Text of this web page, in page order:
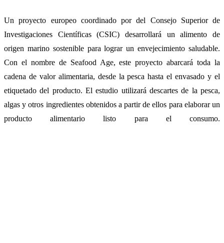
Un proyecto europeo coordinado por del Consejo Superior de
Investigaciones Científicas (CSIC) desarrollará un alimento de
origen marino sostenible para lograr un envejecimiento saludable.
Con el nombre de Seafood Age, este proyecto abarcará toda la
cadena de valor alimentaria, desde la pesca hasta el envasado y el
etiquetado del producto. El estudio utilizará descartes de la pesca,
algas y otros ingredientes obtenidos a partir de ellos para elaborar un
producto alimentario listo para el consumo.